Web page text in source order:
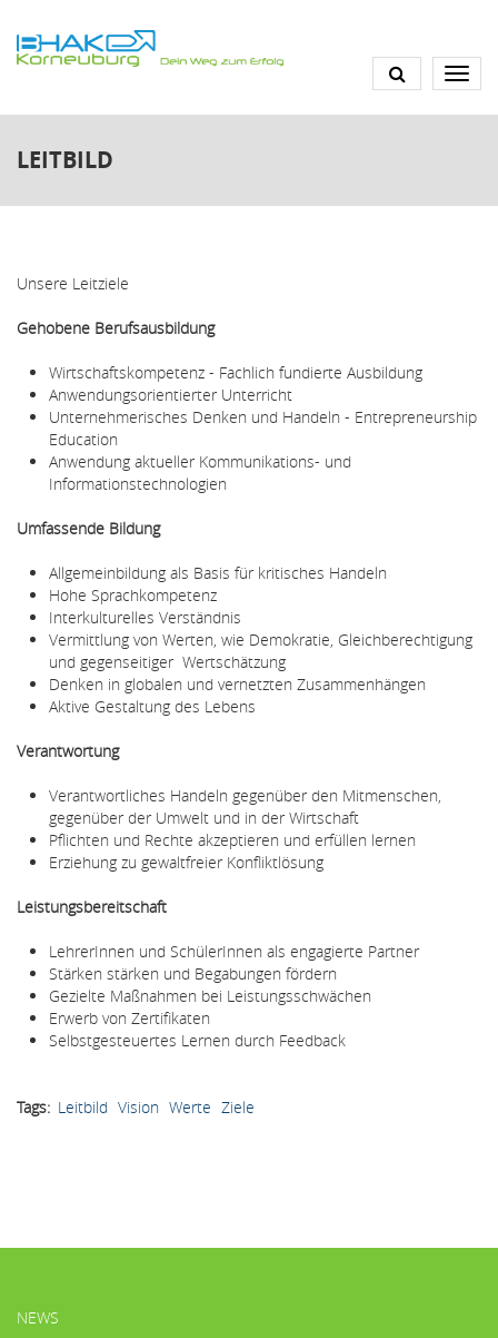
zum
Inhalt
LEITBILD
Unsere Leitziele
Gehobene Berufsausbildung
Wirtschaftskompetenz - Fachlich fundierte Ausbildung
Anwendungsorientierter Unterricht
Unternehmerisches Denken und Handeln - Entrepreneurship
Education
Anwendung aktueller Kommunikations- und
Informationstechnologien
Umfassende Bildung
Allgemeinbildung als Basis für kritisches Handeln
Hohe Sprachkompetenz
Interkulturelles Verständnis
Vermittlung von Werten, wie Demokratie, Gleichberechtigung
und gegenseitiger Wertschätzung
Denken in globalen und vernetzten Zusammenhängen
Aktive Gestaltung des Lebens
Verantwortung
Verantwortliches Handeln gegenüber den Mitmenschen,
gegenüber der Umwelt und in der Wirtschaft
Pflichten und Rechte akzeptieren und erfüllen lernen
Erziehung zu gewaltfreier Konfliktlösung
Leistungsbereitschaft
LehrerInnen und SchülerInnen als engagierte Partner
Stärken stärken und Begabungen fördern
Gezielte Maßnahmen bei Leistungsschwächen
Erwerb von Zertifikaten
Selbstgesteuertes Lernen durch Feedback
Tags Leitbild Vision Werte Ziele
HAUPTMENÜ
NEWS